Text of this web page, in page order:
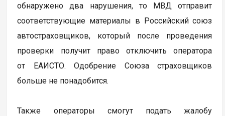
обнаружено два нарушения, то МВД отправит
соответствующие материалы в Российский союз
автостраховщиков, который после проведения
проверки получит право отключить оператора
от ЕАИСТО. Одобрение Союза страховщиков
больше не понадобится.
Также операторы смогут подать жалобу